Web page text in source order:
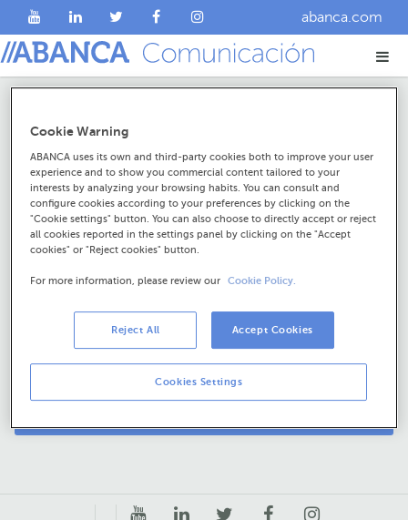
abanca.com
E como chegaches até
aquí?
Isto é un erro 400
Os erros da serie 400 prodúcense cando escribes o
te confundises ao escribir. A nós tamén nos chegou
recado do problema, por se acaso te encamiñamos nós
mal.
Cookie Warning
ABANCA uses its own and third-party cookies both to improve your user
experience and to show you commercial content tailored to your
interests by analyzing your browsing habits. You can consult and
configure cookies according to your preferences by clicking on the
"Cookie settings" button. You can also choose to directly accept or reject
all cookies reported in the settings panel by clicking on the "Accept
cookies" or "Reject cookies" button.
For more information, please review our Cookie Policy.
Cookies Settings
Reject All Accept Cookies